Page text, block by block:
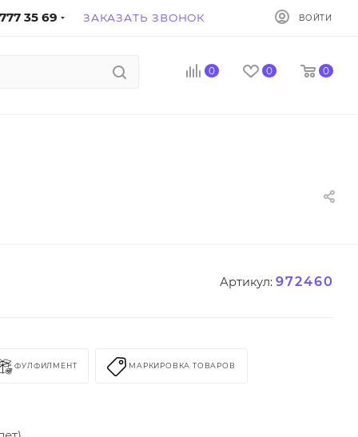
35 69 ЗАКАЗАТЬ ЗВОНОК ВОЙТИ
0 0 0
Артикул: 972460
ФУЛФИЛМЕНТ МАРКИРОВКА ТОВАРОВ